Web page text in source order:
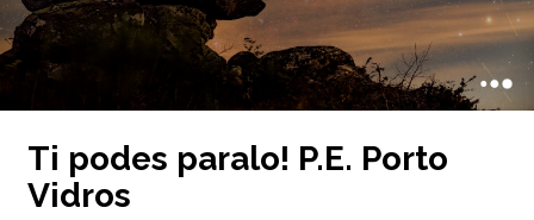
Ti podes paralo! P.E. Porto
Vidros